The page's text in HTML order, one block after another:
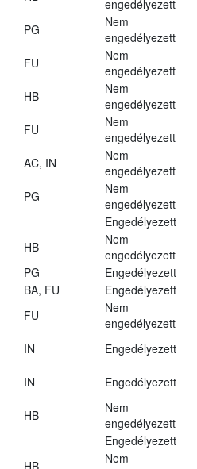
engedélyezett
PG
Nem
engedélyezett
FU
Nem
engedélyezett
HB
Nem
engedélyezett
FU
Nem
engedélyezett
AC, IN
Nem
engedélyezett
PG
Nem
engedélyezett
Engedélyezett
HB
Nem
engedélyezett
PG
Engedélyezett
BA, FU
Engedélyezett
FU
Nem
engedélyezett
IN
Engedélyezett
IN Engedélyezett
HB
Nem
engedélyezett
Engedélyezett
Nem